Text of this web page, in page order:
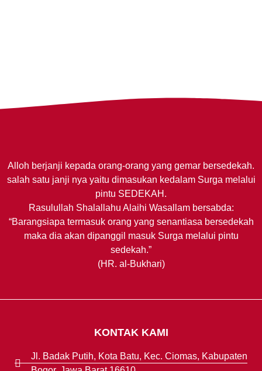
Alloh berjanji kepada orang-orang yang gemar bersedekah.
salah satu janji nya yaitu dimasukan kedalam Surga melalui
pintu SEDEKAH.
Rasulullah Shalallahu Alaihi Wasallam bersabda:
“Barangsiapa termasuk orang yang senantiasa bersedekah
maka dia akan dipanggil masuk Surga melalui pintu
sedekah.”
(HR. al-Bukhari)
KONTAK KAMI
Jl. Badak Putih, Kota Batu, Kec. Ciomas, Kabupaten